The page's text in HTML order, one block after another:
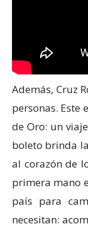
Además, Cruz
personas. Este
de Oro: un
boleto brinda
al corazón de
primera mano
país para
necesitan: